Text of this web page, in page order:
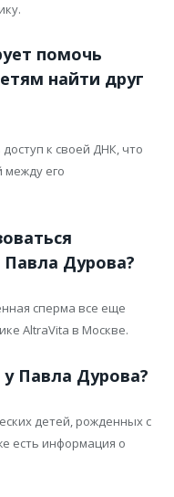
помочь
найти друг
к своей ДНК, что
между его
Дурова?
сперма все еще
AltraVita в Москве.
Павла Дурова?
детей, рожденных с
есть информация о